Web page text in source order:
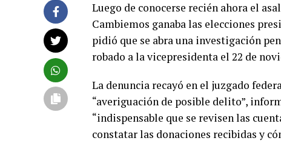
Luego de conocerse recién ahora el
Cambiemos ganaba las elecciones
pidió que se abra una investigación
robado a la vicepresidenta el 22 de
La denuncia recayó en el juzgado
“averiguación de posible delito”,
“indispensable que se revisen las
constatar las donaciones recibidas y